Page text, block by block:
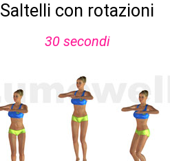
Saltelli con rotazioni
30 secondi